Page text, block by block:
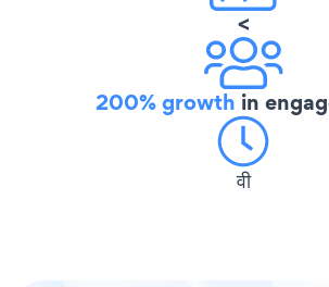
<
200% growth in
वी